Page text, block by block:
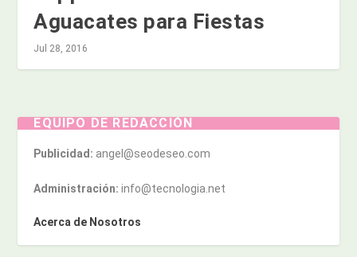
Aguacates para Fiestas
Jul 28, 2016
EQUIPO DE REDACCIÓN
Publicidad: angel@seodeseo.com
Administración: info@tecnologia.net
Acerca de Nosotros